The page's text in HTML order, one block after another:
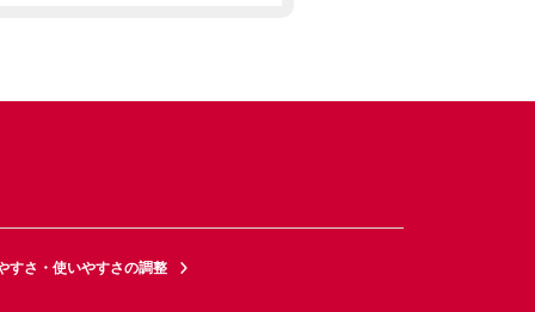
すさ・使いやすさの調整